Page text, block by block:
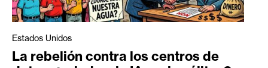
Estados Unidos
La rebelión contra los centros de